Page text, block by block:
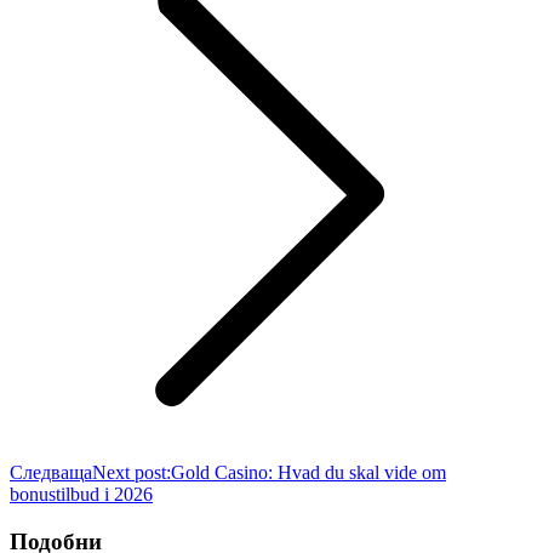
СледващаNext post:Gold Casino: Hvad du skal vide om
bonustilbud i 2026
Подобни